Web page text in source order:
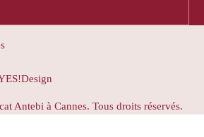
Antebi à Cannes. Tous droits réservés.